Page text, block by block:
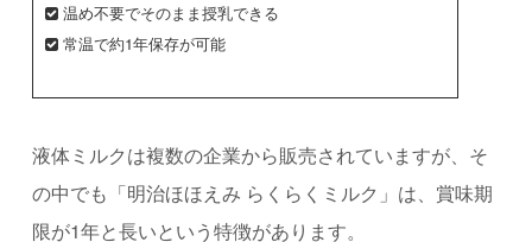
温め不要でそのまま授乳できる
常温で約1年保存が可能
液体ミルクは複数の企業から販売されていますが、そ
の中でも「明治ほほえみ らくらくミルク」は、賞味期
限が1年と長いという特徴があります。